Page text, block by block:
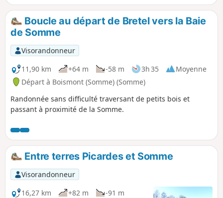
Boucle au départ de Bretel vers la Baie
de Somme
Visorandonneur
11,90 km
+64 m -58 m 3h 35
Moyenne
Départ à Boismont (Somme) (Somme)
Randonnée sans difficulté traversant de petits bois et
passant à proximité de la Somme.
Entre terres Picardes et Somme
Visorandonneur
16,27 km
+82 m
-91 m